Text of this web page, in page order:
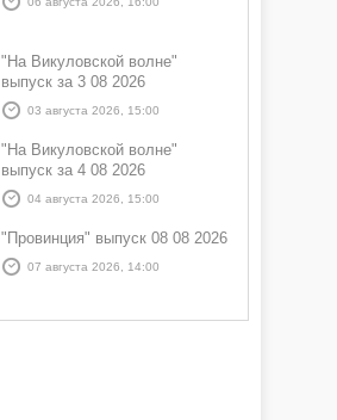
"На Викуловской волне"
выпуск за 3 08 2026
03 августа 2026, 15:00
"На Викуловской волне"
выпуск за 4 08 2026
04 августа 2026, 15:00
"Провинция" выпуск 08 08 2026
07 августа 2026, 14:00